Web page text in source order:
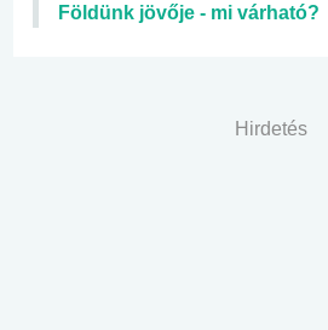
Földünk jövője - mi várható?
Hirdetés